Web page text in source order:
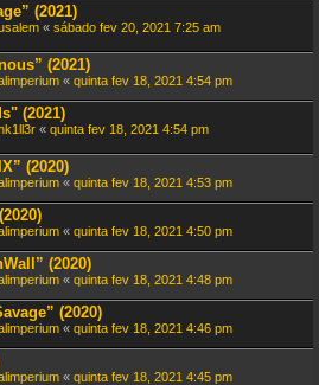
(2021)
« sábado fev 20, 2021 7:25 am
(2021)
« quinta fev 18, 2021 4:54 pm
(2021)
« quinta fev 18, 2021 4:54 pm
(2020)
« quinta fev 18, 2021 4:53 pm
« quinta fev 18, 2021 4:50 pm
(2020)
« quinta fev 18, 2021 4:48 pm
(2020)
« quinta fev 18, 2021 4:46 pm
« quinta fev 18, 2021 4:45 pm